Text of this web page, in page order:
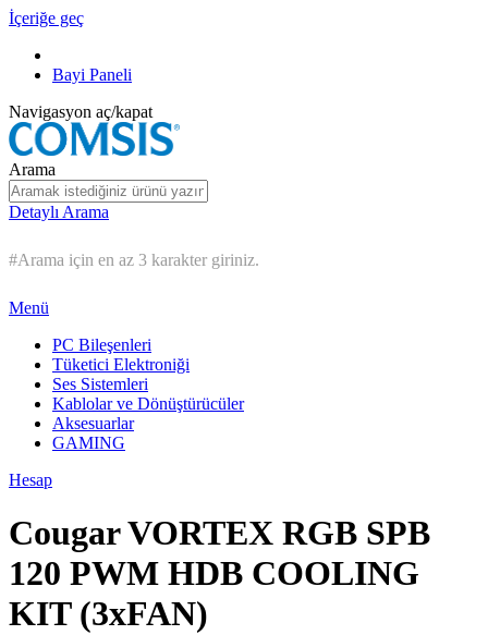
İçeriğe geç
Bayi Paneli
Navigasyon aç/kapat
Arama
Detaylı Arama
#Arama için en az 3 karakter giriniz.
Menü
PC Bileşenleri
Tüketici Elektroniği
Ses Sistemleri
Kablolar ve Dönüştürücüler
Aksesuarlar
GAMING
Hesap
Cougar VORTEX RGB SPB
120 PWM HDB COOLING
KIT (3xFAN)